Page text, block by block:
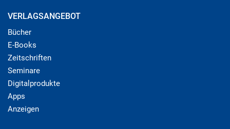
VERLAGSANGEBOT
Bücher
E-Books
Zeitschriften
Seminare
Digitalprodukte
Apps
Anzeigen